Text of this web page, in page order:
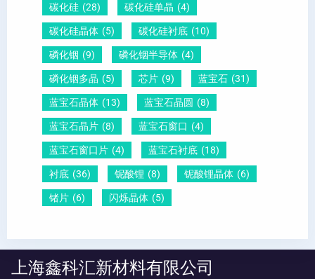
碳化硅 (28) 碳化硅单晶 (4)
碳化硅晶体 (5) 碳化硅衬底 (10)
磷化铟 (9) 磷化铟半导体 (4)
磷化铟多晶 (5) 芯片 (9) 蓝宝石 (31)
蓝宝石晶体 (13) 蓝宝石晶圆 (8)
蓝宝石晶片 (8) 蓝宝石窗口 (4)
蓝宝石窗口片 (4) 蓝宝石衬底 (18)
衬底 (36) 铌酸锂 (8) 铌酸锂晶体 (6)
锗片 (6) 闪烁晶体 (5)
上海鑫科汇新材料有限公司